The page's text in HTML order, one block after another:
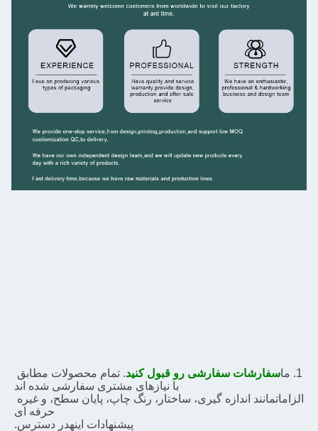
1. ما سفارشات سفارشی رو قبول کنید
با نیازهای مشتری سفارشی شده اند
الزامات
حرفه ای
پیشنهادات اینهدر دسترس.